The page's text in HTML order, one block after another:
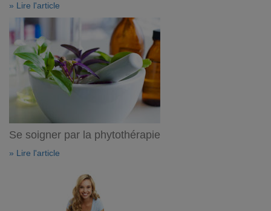
» Lire l'article
Se soigner par la phytothérapie
» Lire l'article